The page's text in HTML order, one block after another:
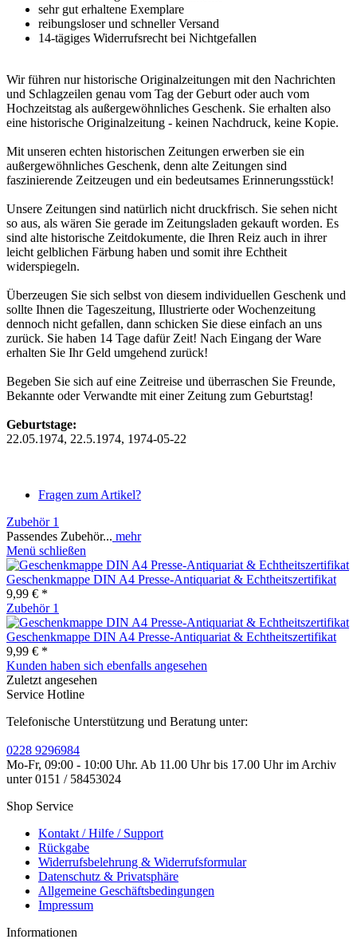
sehr gut erhaltene Exemplare
reibungsloser und schneller Versand
14-tägiges Widerrufsrecht bei Nichtgefallen
Wir führen nur historische Originalzeitungen mit den Nachrichten
und Schlagzeilen genau vom Tag der Geburt oder auch vom
Hochzeitstag als außergewöhnliches Geschenk. Sie erhalten also
eine historische Originalzeitung - keinen Nachdruck, keine Kopie.
Mit unseren echten historischen Zeitungen erwerben sie ein
außergewöhnliches Geschenk, denn alte Zeitungen sind
faszinierende Zeitzeugen und ein bedeutsames Erinnerungsstück!
Unsere Zeitungen sind natürlich nicht druckfrisch. Sie sehen nicht
so aus, als wären Sie gerade im Zeitungsladen gekauft worden. Es
sind alte historische Zeitdokumente, die Ihren Reiz auch in ihrer
leicht gelblichen Färbung haben und somit ihre Echtheit
widerspiegeln.
Überzeugen Sie sich selbst von diesem individuellen Geschenk und
sollte Ihnen die Tageszeitung, Illustrierte oder Wochenzeitung
dennoch nicht gefallen, dann schicken Sie diese einfach an uns
zurück. Sie haben 14 Tage dafür Zeit! Nach Eingang der Ware
erhalten Sie Ihr Geld umgehend zurück!
Begeben Sie sich auf eine Zeitreise und überraschen Sie Freunde,
Bekannte oder Verwandte mit einer Zeitung zum Geburtstag!
Geburtstage:
22.05.1974, 22.5.1974, 1974-05-22
Fragen zum Artikel?
Zubehör 1
Passendes Zubehör... mehr
Menü schließen
Geschenkmappe DIN A4 Presse-Antiquariat & Echtheitszertifikat
9,99 € *
Zubehör 1
Geschenkmappe DIN A4 Presse-Antiquariat & Echtheitszertifikat
9,99 € *
Kunden haben sich ebenfalls angesehen
Zuletzt angesehen
Service Hotline
Telefonische Unterstützung und Beratung unter:
0228 9296984
Mo-Fr, 09:00 - 10:00 Uhr. Ab 11.00 Uhr bis 17.00 Uhr im Archiv
unter 0151 / 58453024
Shop Service
Kontakt / Hilfe / Support
Rückgabe
Widerrufsbelehrung & Widerrufsformular
Datenschutz & Privatsphäre
Allgemeine Geschäftsbedingungen
Impressum
Informationen